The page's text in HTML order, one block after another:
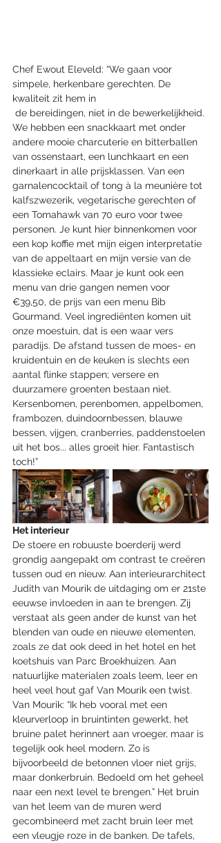
Chef Ewout Eleveld: “We gaan voor
simpele, herkenbare gerechten. De
kwaliteit zit hem in
We hebben een snackkaart met onder
andere mooie charcuterie en bitterballen
van ossenstaart, een lunchkaart en een
dinerkaart in alle prijsklassen. Van een
garnalencocktail of tong à la meunière tot
kalfszwezerik, vegetarische gerechten of
een Tomahawk van 70 euro voor twee
personen. Je kunt hier binnenkomen voor
een kop koffie met mijn eigen interpretatie
van de appeltaart en mijn versie van de
klassieke eclairs. Maar je kunt ook een
menu van drie gangen nemen voor
€39,50, de prijs van een menu Bib
Gourmand. Veel ingrediënten komen uit
onze moestuin, dat is een waar vers
paradijs. De afstand tussen de moes- en
kruidentuin en de keuken is slechts een
aantal flinke stappen; versere en
duurzamere groenten bestaan niet.
Kersenbomen, perenbomen, appelbomen,
frambozen, duindoornbessen, blauwe
bessen, vijgen, cranberries, paddenstoelen
uit het bos... alles groeit hier. Fantastisch
toch!”
Het interieur
De stoere en robuuste boerderij werd
grondig aangepakt om contrast te creëren
tussen oud en nieuw. Aan interieurarchitect
Judith van Mourik de uitdaging om er 21ste
eeuwse invloeden in aan te brengen. Zij
verstaat als geen ander de kunst van het
blenden van oude en nieuwe elementen,
zoals ze dat ook deed in het hotel en het
koetshuis van Parc Broekhuizen. Aan
natuurlijke materialen zoals leem, leer en
heel veel hout gaf Van Mourik een twist.
Van Mourik: “Ik heb vooral met een
kleurverloop in bruintinten gewerkt, het
bruine palet herinnert aan vroeger, maar is
tegelijk ook heel modern. Zo is
bijvoorbeeld de betonnen vloer niet grijs,
maar donkerbruin. Bedoeld om het geheel
naar een next level te brengen.” Het bruin
van het leem van de muren werd
gecombineerd met zacht bruin leer met
een vleugje roze in de banken. De tafels,